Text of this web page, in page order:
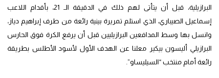
البرازيلية، قبل أن يتأتى لهم ذلك في الدقيقة الـ 21، بأقدام اللاعب
إسماعيل الصيباري، الذي استلم تمريرة بينية رائعة من طرف إبراهيم دياز،
وانسل بها وسط المدافعين البرازيليين قبل أن يرفع الكرة فوق الحارس
البرازيلي أليسون بيكير معلنا عن الهدف الأول لأسود الأطلس بطريقة
رائعة أمام منتخب “السيليساو”.